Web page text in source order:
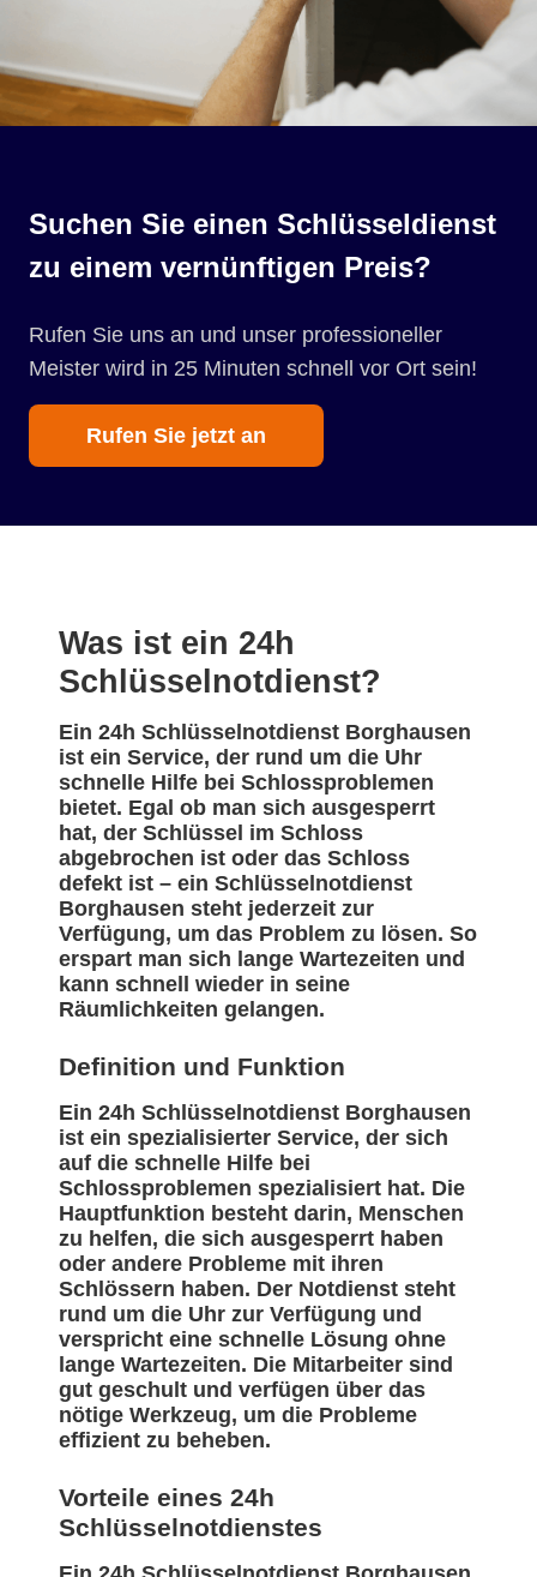
Suchen Sie einen Schlüsseldienst
zu einem vernünftigen Preis?
Rufen Sie uns an und unser professioneller
Meister wird in 25 Minuten schnell vor Ort sein!
Rufen Sie jetzt an
Was ist ein 24h
Schlüsselnotdienst?
Ein 24h Schlüsselnotdienst Borghausen
ist ein Service, der rund um die Uhr
schnelle Hilfe bei Schlossproblemen
bietet. Egal ob man sich ausgesperrt
hat, der Schlüssel im Schloss
abgebrochen ist oder das Schloss
defekt ist – ein Schlüsselnotdienst
Borghausen steht jederzeit zur
Verfügung, um das Problem zu lösen. So
erspart man sich lange Wartezeiten und
kann schnell wieder in seine
Räumlichkeiten gelangen.
Definition und Funktion
Ein 24h Schlüsselnotdienst Borghausen
ist ein spezialisierter Service, der sich
auf die schnelle Hilfe bei
Schlossproblemen spezialisiert hat. Die
Hauptfunktion besteht darin, Menschen
zu helfen, die sich ausgesperrt haben
oder andere Probleme mit ihren
Schlössern haben. Der Notdienst steht
rund um die Uhr zur Verfügung und
verspricht eine schnelle Lösung ohne
lange Wartezeiten. Die Mitarbeiter sind
gut geschult und verfügen über das
nötige Werkzeug, um die Probleme
effizient zu beheben.
Vorteile eines 24h
Schlüsselnotdienstes